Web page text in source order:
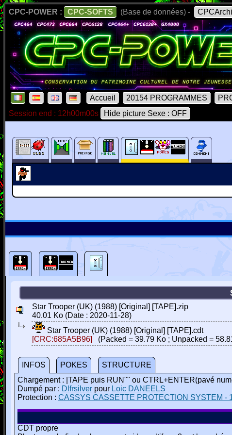
CPC-POWER : CPC-SOFTS (Base de données) -
Accueil 20154 PROGRAMMES
Session end : 12h00m00s
Hide picture Sexe : OFF
Star Trooper (UK) (1988) [Original] [TAPE].zip
40.01 Ko (Date : 2020-11-28)
Star Trooper (UK) (1988) [Original] [TAPE].cdt
[CRC:685A5B96]
(Packed = 39.79 Ko ; Unpacked =
INFOS POKES
STRUCTURE
Chargement : |TAPE puis RUN"" ou CTRL+ENTER(pavé
Dumpé par : Dlfrsilver pour Loic DANEELS
Protection : CASSYS CASSETTE PROTECTION SYSTEM -
CDT propre